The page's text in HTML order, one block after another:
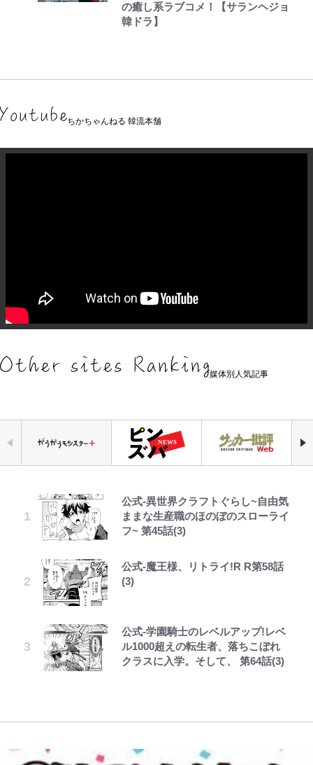
の癒し系ラブコメ！【サランヘジョ
韓ドラ】
ちかちゃんねる 韓流本舗
媒体別人気記事
公式-異世界クラフトぐらし~自由気
ままな生産職のほのぼのスローライ
フ~ 第45話(3)
公式-魔王様、リトライ!R R第58話
(3)
公式-学園騎士のレベルアップ!レベ
ル1000超えの転生者、落ちこぼれ
クラスに入学。そして、 第64話(3)
宮崎麗果、“10キロ減”告白後の背
骨・肋骨くっきりトレ姿に「痩せ過
ぎてませんか」心配の声も 夫・黒
『ラヴ上等2』金髪モデル美女
村上佳菜子、“遠距離結婚”の夫と
の再会にデレデレ…顔出し公開
｢最後の1枚…ワルぃゎ〜｣鈴木優磨
が激勝翌日に写真12枚投稿→渾身
の“煽りショット”に興奮！｢最後の
ことどんだけ好きなんよｗ｣
スト入り作戦ボードにファン困惑！
｢想像よりデカくて吹いた｣
空の轍と大地の雲と 第1回
第3回 出版までの道のり・その2
レビュー『仮面家族』悠木シュン・
著
錦織一清の写真集はなぜ私服なの
か…高級ブランドをやめ等身大の自
分を表現する現在「ちゃんとおじい
「のりの芝居は観たいと」藤原紀香
人気漫画家・江口寿史がお金がなく
て原画を売却!? 画集『KING OF
【当事者が語る】“海なし県民”と
海に行くなら教えてあげてほしい
「3つの事」 あまりの“不慣れ”さが
青く美しい「幸せのブルービー」の
「電気風呂の数は全国一」温泉じゃ
ないのに大満足！ 上高地帰りに寄
「見るんじゃなかった」怪奇に心
霊、未確認生命体まで…昭和キッズ
を震え上がらせた「恐怖のテレビ番
「ハイキュー!! おせち2027」の予
「あまりにも強すぎる…」『呪術廻
戦≡』で描かれた、本編最強の呪術
えびめしの流儀
オラの引越し物語 サボテン大襲撃
でっかい男になりたいゾ